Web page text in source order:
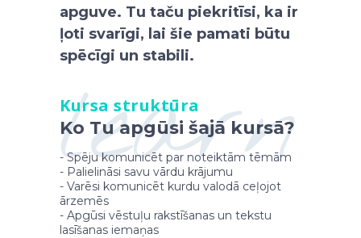
apguve. Tu taču piekritīsi, ka ir
ļoti svarīgi, lai šie pamati būtu
spēcīgi un stabili.
learn
Kursa struktūra
Ko Tu apgūsi šajā kursā?
- Spēju komunicēt par noteiktām tēmām
- Palielināsi savu vārdu krājumu
- Varēsi komunicēt kurdu valodā ceļojot
ārzemēs
- Apgūsi vēstuļu rakstīšanas un tekstu
lasīšanas iemaņas